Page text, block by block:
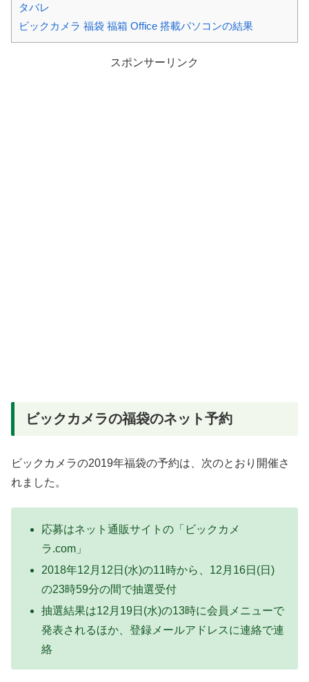
タバレ
ビックカメラ 福袋 福箱 Office 搭載パソコンの結果
スポンサーリンク
ビックカメラの福袋のネット予約
ビックカメラの2019年福袋の予約は、次のとおり開催さ
れました。
応募はネット通販サイトの「ビックカメ
ラ.com」
2018年12月12日(水)の11時から、12月16日(日)
の23時59分の間で抽選受付
抽選結果は12月19日(水)の13時に会員メニューで
発表されるほか、登録メールアドレスに連絡で連
絡